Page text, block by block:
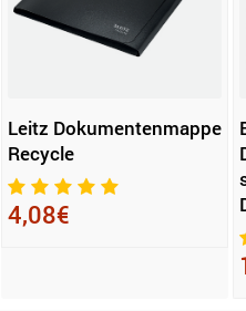
Leitz Dokumentenmappe
Recycle
4,08€